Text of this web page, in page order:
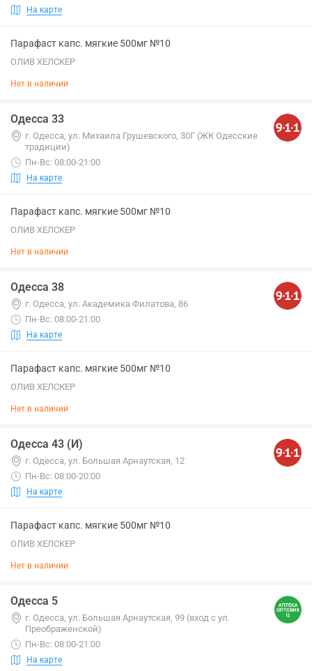
На карте
Парафаст капс. мягкие 500мг №10
ОЛИВ ХЕЛСКЕР
Нет в наличии
Одесса 33
г. Одесса, ул. Михаила Грушевского, 30Г (ЖК Одесские
традиции)
Пн-Вс: 08:00-21:00
На карте
Парафаст капс. мягкие 500мг №10
ОЛИВ ХЕЛСКЕР
Нет в наличии
Одесса 38
г. Одесса, ул. Академика Филатова, 86
Пн-Вс: 08:00-21:00
На карте
Парафаст капс. мягкие 500мг №10
ОЛИВ ХЕЛСКЕР
Нет в наличии
Одесса 43 (И)
г. Одесса, ул. Большая Арнаутская, 12
Пн-Вс: 08:00-20:00
На карте
Парафаст капс. мягкие 500мг №10
ОЛИВ ХЕЛСКЕР
Нет в наличии
Одесса 5
г. Одесса, ул. Большая Арнаутская, 99 (вход с ул.
Преображенской)
Пн-Вс: 08:00-21:00
На карте